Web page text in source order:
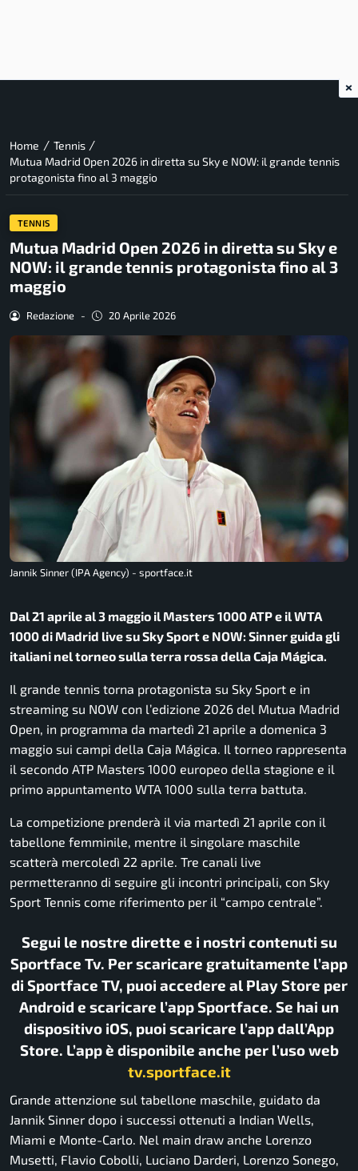
Home / Tennis /
Mutua Madrid Open 2026 in diretta su Sky e NOW: il grande tennis
protagonista fino al 3 maggio
TENNIS
Mutua Madrid Open 2026 in diretta su Sky e
NOW: il grande tennis protagonista fino al 3
maggio
Redazione - 20 Aprile 2026
Jannik Sinner (IPA Agency) - sportface.it
Dal 21 aprile al 3 maggio il Masters 1000 ATP e il WTA
1000 di Madrid live su Sky Sport e NOW: Sinner guida gli
italiani nel torneo sulla terra rossa della Caja Mágica.
Il grande tennis torna protagonista su Sky Sport e in
streaming su NOW con l’edizione 2026 del Mutua Madrid
Open, in programma da martedì 21 aprile a domenica 3
maggio sui campi della Caja Mágica. Il torneo rappresenta
il secondo ATP Masters 1000 europeo della stagione e il
primo appuntamento WTA 1000 sulla terra battuta.
La competizione prenderà il via martedì 21 aprile con il
tabellone femminile, mentre il singolare maschile
scatterà mercoledì 22 aprile. Tre canali live
permetteranno di seguire gli incontri principali, con Sky
Sport Tennis come riferimento per il “campo centrale”.
Segui le nostre dirette e i nostri contenuti su
Sportface Tv. Per scaricare gratuitamente l’app
di Sportface TV, puoi accedere al Play Store per
Android e scaricare l’app Sportface. Se hai un
dispositivo iOS, puoi scaricare l’app dall’App
Store. L’app è disponibile anche per l’uso web
tv.sportface.it
Grande attenzione sul tabellone maschile, guidato da
Jannik Sinner dopo i successi ottenuti a Indian Wells,
Miami e Monte-Carlo. Nel main draw anche Lorenzo
Musetti, Flavio Cobolli, Luciano Darderi, Lorenzo Sonego,
×